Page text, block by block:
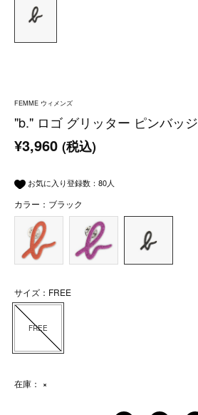
FEMME ウィメンズ
"b." ロゴ グリッター ピンバッジ
¥3,960 (税込)
お気に入り登録数： 80人
カラー：ブラック
サイズ：FREE
FREE
在庫： ×